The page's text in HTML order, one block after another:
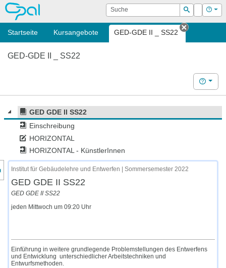
OPAL Suche
Suchen
Login Hilfe
Startseite Kursangebote GED-GDE II _ SS22
Tab
GED-GDE II _ SS22
Hilfe
GED GDE II SS22
Einschreibung
HORIZONTAL
HORIZONTAL - KünstlerInnen
des Kursmenüs
Institut für Gebäudelehre und Entwerfen | Sommersemester 2022
GED GDE II SS22
GED GDE II SS22
jeden Mittwoch um 09:20 Uhr
Einführung in weitere grundlegende Problemstellungen des Entwerfens
und Entwicklung unterschiedlicher Arbeitstechniken und
Entwurfsmethoden.